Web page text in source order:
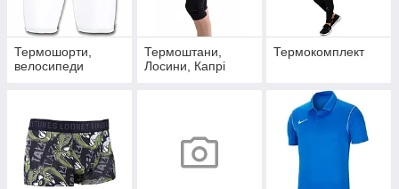
Термошорти,
велосипеди
Термоштани,
Лосини, Капрі
Термокомплект